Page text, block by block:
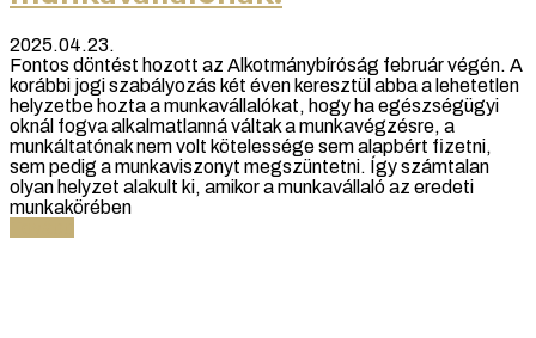
2025.04.23.
Fontos döntést hozott az Alkotmánybíróság február végén. A
korábbi jogi szabályozás két éven keresztül abba a lehetetlen
helyzetbe hozta a munkavállalókat, hogy ha egészségügyi
oknál fogva alkalmatlanná váltak a munkavégzésre, a
munkáltatónak nem volt kötelessége sem alapbért fizetni,
sem pedig a munkaviszonyt megszüntetni. Így számtalan
olyan helyzet alakult ki, amikor a munkavállaló az eredeti
munkakörében